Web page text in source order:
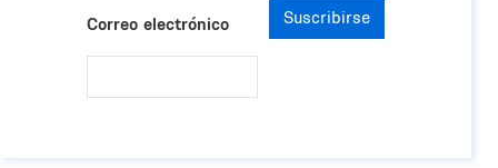
Correo electrónico Suscribirse